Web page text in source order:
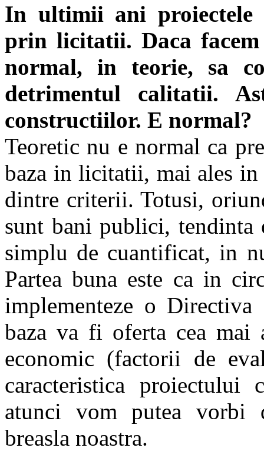
In ultimii ani proiectele
prin licitatii. Daca
normal, in teorie, sa
detrimentul calitatii.
constructiilor. E normal?
Teoretic nu e normal ca
baza in licitatii, mai ales
dintre criterii. Totusi,
sunt bani publici, tendinta
simplu de cuantificat, in
Partea buna este ca in
implementeze o
baza va fi oferta cea mai
economic (factorii de
caracteristica
atunci vom putea vorbi
breasla noastra.